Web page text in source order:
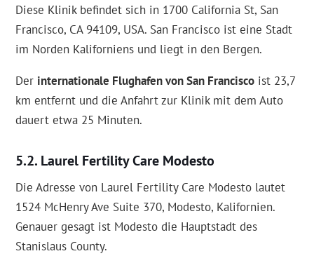
Diese Klinik befindet sich in 1700 California St, San
Francisco, CA 94109, USA. San Francisco ist eine Stadt
im Norden Kaliforniens und liegt in den Bergen.
Der internationale Flughafen von San Francisco ist 23,7
km entfernt und die Anfahrt zur Klinik mit dem Auto
dauert etwa 25 Minuten.
Laurel Fertility Care Modesto
Die Adresse von Laurel Fertility Care Modesto lautet
1524 McHenry Ave Suite 370, Modesto, Kalifornien.
Genauer gesagt ist Modesto die Hauptstadt des
Stanislaus County.